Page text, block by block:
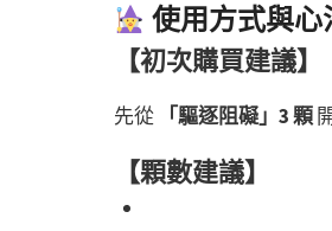
使用方式與心
【初次購買建議】
先從 「驅逐阻礙」3 顆
【顆數建議】